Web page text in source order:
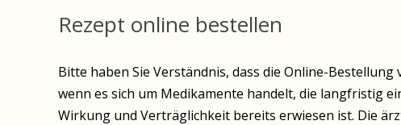
Rezept online bestellen
Bitte haben Sie Verständnis, dass die Online-
wenn es sich um Medikamente handelt, die langfristig
Wirkung und Verträglichkeit bereits erwiesen ist. Die